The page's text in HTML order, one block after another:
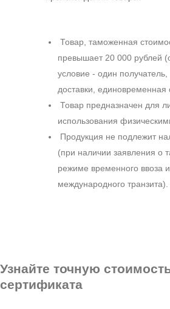
Товар, таможенная
превышает 20 000 рублей
условие - один
доставки, единовременная
Товар предназначен для
использования
Продукция не подлежит
(при наличии заявления о
режиме временного ввоза
международного транзита).
Узнайте точную
сертификата